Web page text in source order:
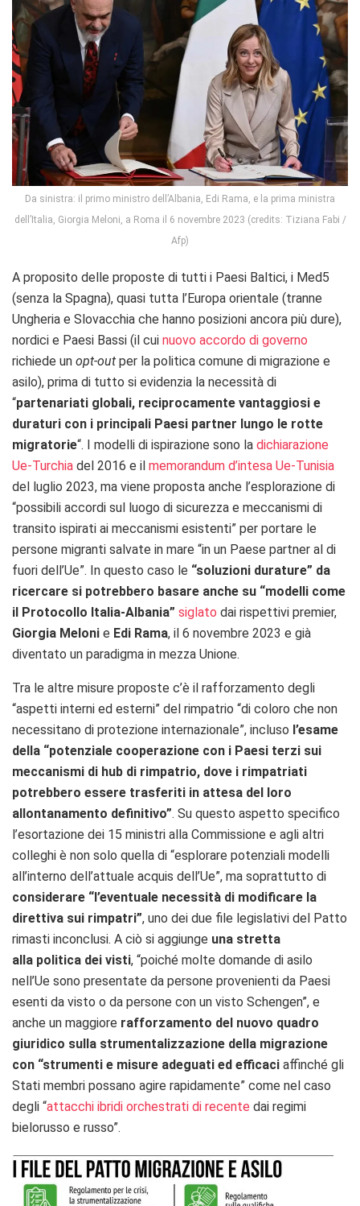
Da sinistra: il primo ministro dell’Albania, Edi Rama, e la prima ministra
dell’Italia, Giorgia Meloni, a Roma il 6 novembre 2023 (credits: Tiziana Fabi /
Afp)
A proposito delle proposte di tutti i Paesi Baltici, i Med5
(senza la Spagna), quasi tutta l’Europa orientale (tranne
Ungheria e Slovacchia che hanno posizioni ancora più dure),
nordici e Paesi Bassi (il cui nuovo accordo di governo
richiede un opt-out per la politica comune di migrazione e
asilo), prima di tutto si evidenzia la necessità di
“partenariati globali, reciprocamente vantaggiosi e
duraturi con i principali Paesi partner lungo le rotte
migratorie“. I modelli di ispirazione sono la dichiarazione
Ue-Turchia del 2016 e il memorandum d’intesa Ue-Tunisia
del luglio 2023, ma viene proposta anche l’esplorazione di
“possibili accordi sul luogo di sicurezza e meccanismi di
transito ispirati ai meccanismi esistenti” per portare le
persone migranti salvate in mare “in un Paese partner al di
fuori dell’Ue”. In questo caso le “soluzioni durature” da
ricercare si potrebbero basare anche su “modelli come
il Protocollo Italia-Albania” siglato dai rispettivi premier,
Giorgia Meloni e Edi Rama, il 6 novembre 2023 e già
diventato un paradigma in mezza Unione.
Tra le altre misure proposte c’è il rafforzamento degli
“aspetti interni ed esterni” del rimpatrio “di coloro che non
necessitano di protezione internazionale”, incluso l’esame
della “potenziale cooperazione con i Paesi terzi sui
meccanismi di hub di rimpatrio, dove i rimpatriati
potrebbero essere trasferiti in attesa del loro
allontanamento definitivo”. Su questo aspetto specifico
l’esortazione dei 15 ministri alla Commissione e agli altri
colleghi è non solo quella di “esplorare potenziali modelli
all’interno dell’attuale acquis dell’Ue”, ma soprattutto di
considerare “l’eventuale necessità di modificare la
direttiva sui rimpatri”, uno dei due file legislativi del Patto
rimasti inconclusi. A ciò si aggiunge una stretta
alla politica dei visti, “poiché molte domande di asilo
nell’Ue sono presentate da persone provenienti da Paesi
esenti da visto o da persone con un visto Schengen”, e
anche un maggiore rafforzamento del nuovo quadro
giuridico sulla strumentalizzazione della migrazione
con “strumenti e misure adeguati ed efficaci affinché gli
Stati membri possano agire rapidamente” come nel caso
degli “attacchi ibridi orchestrati di recente dai regimi
bielorusso e russo”.